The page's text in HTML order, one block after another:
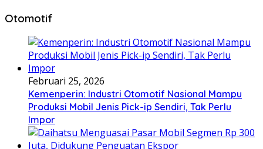
Otomotif
Februari 25, 2026
Kemenperin: Industri Otomotif Nasional Mampu
Produksi Mobil Jenis Pick-ip Sendiri, Tak Perlu
Impor